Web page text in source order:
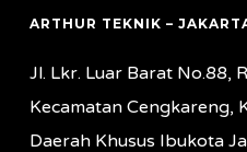
ARTHUR TEKNIK –
Jl. Lkr. Luar Barat No.88,
Kecamatan Cengkareng,
Daerah Khusus Ibukota